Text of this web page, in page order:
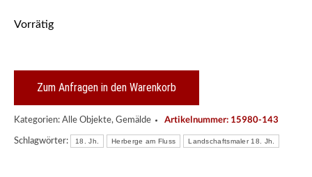
Vorrätig
Zum Anfragen in den Warenkorb
Kategorien: Alle Objekte, Gemälde Artikelnummer: 15980-143
Schlagwörter: 18. Jh. Herberge am Fluss Landschaftsmaler 18. Jh.